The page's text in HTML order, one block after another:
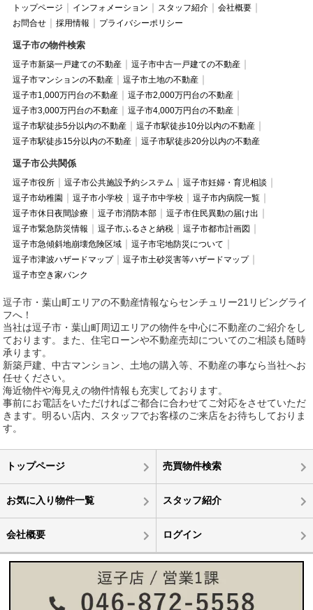
トップページ インフォメーション スタッフ紹介
会社概要
お問合せ
採用情報 プライバシーポリシー
逗子市の物件検索
逗子市新築一戸建ての不動産
逗子市中古一戸建ての不動産
逗子市マンションの不動産
逗子市土地の不動産
逗子市1,000万円台の不動産
逗子市2,000万円台の不動産
逗子市3,000万円台の不動産
逗子市4,000万円台の不動産
逗子市駅徒歩5分以内の不動産
逗子市駅徒歩10分以内の不動産
逗子市駅徒歩15分以内の不動産
逗子市駅徒歩20分以内の不動産
逗子市公共関係
逗子市役所 逗子市公共施設予約システム
逗子市妊婦・育児相談
逗子市幼稚園
逗子市小学校 逗子市中学校
逗子市内病院一覧
逗子市休日夜間診療
逗子市消防本部
逗子市住民異動の届け出
逗子市緊急防災情報
逗子市ふるさと納税
逗子市都市計画図
逗子市急傾斜地崩壊危険区域
逗子市宅地防災について
逗子市津波ハザードマップ
逗子市土砂災害等ハザードマップ
逗子市空き家バンク
逗子市・葉山町エリアの不動産情報ならセンチュリー21リビングライ
フへ！
当社は逗子市・葉山町周辺エリアの物件を中心に不動産のご紹介をし
ております。また、住宅ローンや不動産売却についてのご相談も随時
承ります。
新築戸建、中古マンション、土地の購入等、不動産の事なら当社へお
任せください。
海近物件や海見えの物件情報も充実しております。
事前にお電話をいただければご都合に合わせてご対応をさせていただ
きます。明るい店内、スタッフでお客様のご来店をお待ちしておりま
す。
トップページ 売買物件検索
お気に入り物件一覧 スタッフ紹介
会社概要 ログイン